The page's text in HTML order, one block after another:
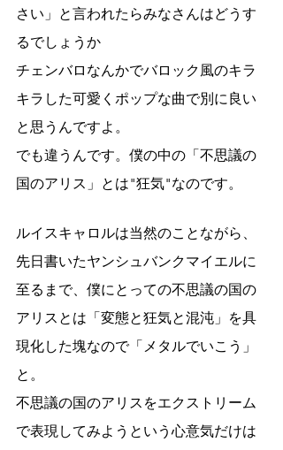
さい」と言われたらみなさんはどうす
るでしょうか
チェンバロなんかでバロック風のキラ
キラした可愛くポップな曲で別に良い
と思うんですよ。
でも違うんです。僕の中の「不思議の
国のアリス」とは"狂気"なのです。
ルイスキャロルは当然のことながら、
先日書いたヤンシュバンクマイエルに
至るまで、僕にとっての不思議の国の
アリスとは「変態と狂気と混沌」を具
現化した塊なので「メタルでいこう」
と。
不思議の国のアリスをエクストリーム
で表現してみようという心意気だけは